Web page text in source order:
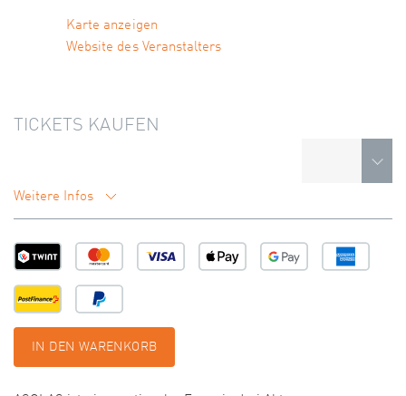
Karte anzeigen
Website des Veranstalters
TICKETS KAUFEN
Weitere Infos
IN DEN WARENKORB